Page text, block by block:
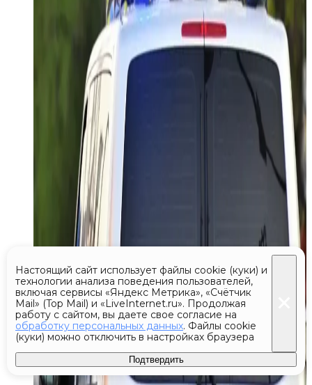
Настоящий сайт использует файлы cookie (куки) и
технологии анализа поведения пользователей,
включая сервисы «Яндекс Метрика», «Счётчик
Mail» (Top Mail) и «LiveInternet.ru». Продолжая
работу с сайтом, вы даете свое согласие на
обработку персональных данных. Файлы cookie
(куки) можно отключить в настройках браузера
Подтвердить